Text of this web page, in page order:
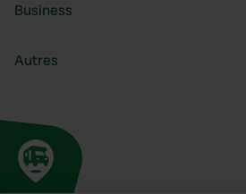
Business
Autres